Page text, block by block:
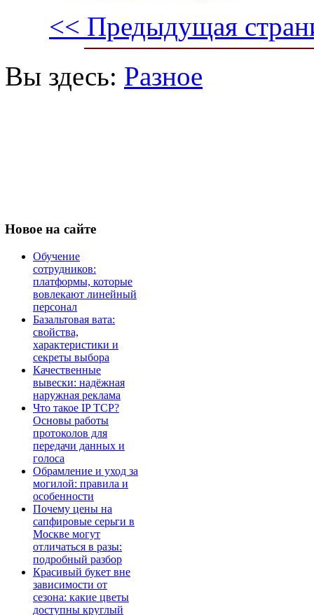
<< Предыдущая
Вы здесь: Разное
Новое на сайте
Обучение
сотрудников:
платформы, которые
вовлекают линейный
персонал
Базальтовая вата:
свойства,
характеристики и
секреты выбора
Качественные
вывески: надёжная
наружная реклама
Что такое IP TCP?
Основы работы
протоколов для
передачи данных и
голоса
Обрамление и уход за
могилой: правила и
особенности
Почему цены на
сапфировые серьги в
Москве могут
отличаться в разы:
подробный разбор
Красивый букет вне
зависимости от
сезона: какие цветы
доступны круглый